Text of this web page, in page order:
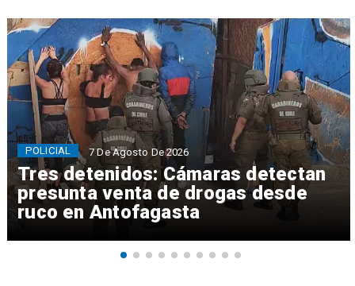
Tres detenidos: Cámaras detectan
presunta venta de drogas desde
ruco en Antofagasta
POLICIAL 7 De Agosto De 2026